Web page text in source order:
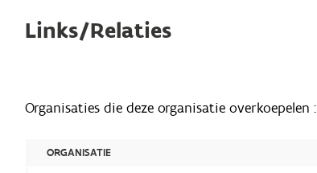
Links/Relaties
Organisaties die deze organisatie overkoepelen :
ORGANISATIE